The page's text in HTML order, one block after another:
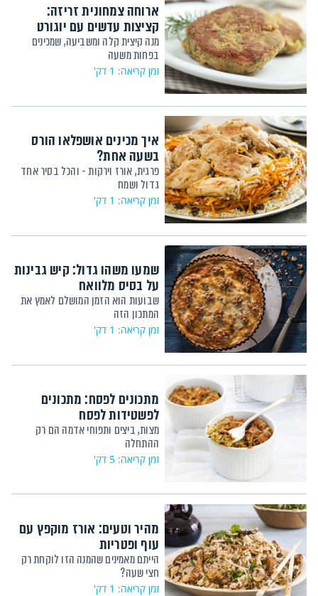
ארוחה צמחונית זריזה:
קציצות עדשים עם יוגורט
מנה קיצית קלה ומשביעה, שמכינים
בפחות משעה
זמן קריאה: 1 דק'
איך מכינים אושפלאו הורס
בשעה אחת?
פרגית, אורז וירקות - והכל בסיר אחד
גדול ושמח
זמן קריאה: 1 דק'
שמעו משהו גדול: קיש גבינות
על בסיס מלוואח
שבועות הוא הזמן המושלם לאמץ את
המתכון הזה
זמן קריאה: 1 דק'
מתכונים לפסח: מתכונים
לפשטידות לפסח
מצות, ביצים ותפוחי אדמה הם רק
ההתחלה
זמן קריאה: 5 דק'
מהיר וטעים: אורז מוקפץ עם
עוף ופטריות
הייתם מאמינים שהמנה הזו לוקחת רק
חצי שעה?
זמן קריאה: 1 דק'